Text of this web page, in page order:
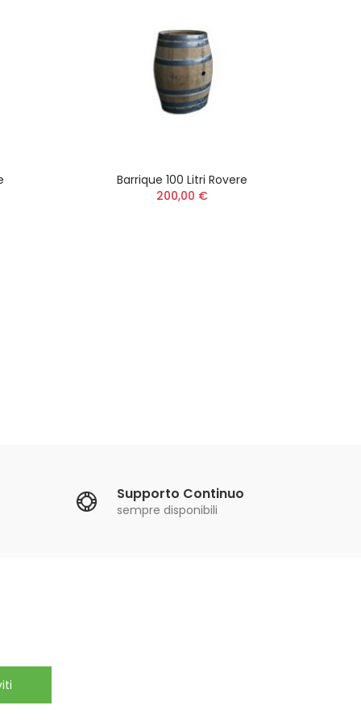
Barrique 100 Litri Rovere
200,00 €
Supporto Continuo
sempre disponibili